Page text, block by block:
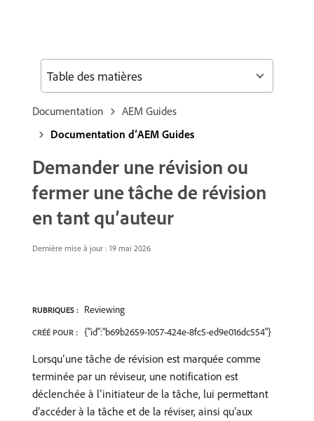
Documentation
AEM Guides
Documentation d’AEM Guides
Demander une révision ou
fermer une tâche de révision
en tant qu’auteur
Dernière mise à jour : 19 mai 2026
RUBRIQUES : Reviewing
CRÉÉ POUR : {"id":"b69b2659-1057-424e-8fc5-ed9e016dc554"}
Lorsqu’une tâche de révision est marquée comme
terminée par un réviseur, une notification est
déclenchée à l’initiateur de la tâche, lui permettant
d’accéder à la tâche et de la réviser, ainsi qu’aux
Table des matières